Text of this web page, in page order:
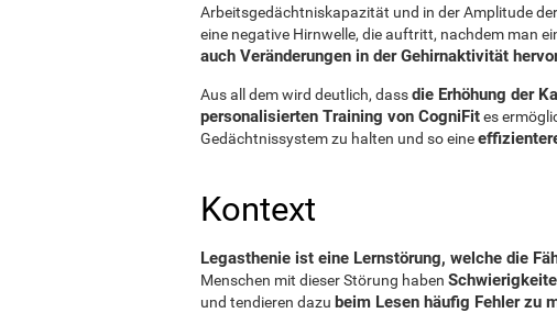
Arbeitsgedächtniskapazität und in der Amplitude
eine negative Hirnwelle, die auftritt, nachdem man
auch Veränderungen in der Gehirnaktivität
Aus all dem wird deutlich, dassdie Erhöhung der
personalisierten Training von CogniFites
Gedächtnissystem zu halten und so eine
Kontext
Legasthenie ist eine Lernstörung, welche die
Menschen mit dieser Störung haben
und tendieren dazu beim Lesen häufig Fehler zu